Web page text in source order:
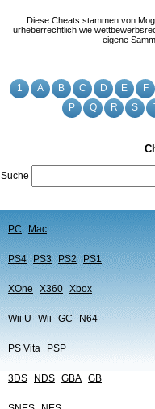
1 A B C D E F
P
Q R S
Suche
PC Mac
PS4 PS3 PS2 PS1
XOne X360 Xbox
Wii U Wii GC N64
PS Vita PSP
3DS NDS GBA GB
Diese Cheats stammen von
urheberrechtlich wie
eigene